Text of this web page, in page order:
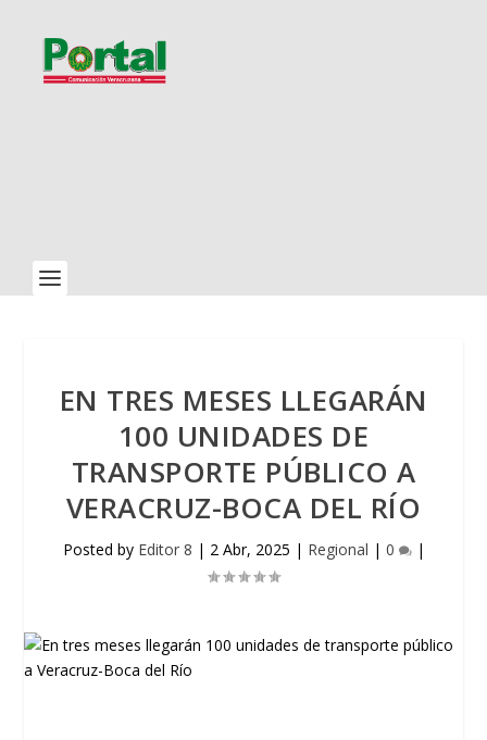
EN TRES MESES LLEGARÁN
100 UNIDADES DE
TRANSPORTE PÚBLICO A
VERACRUZ-BOCA DEL RÍO
Posted by Editor 8 | 2 Abr, 2025 | Regional | 0 |